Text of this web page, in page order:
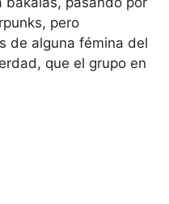
pero
de alguna fémina del
que el grupo en